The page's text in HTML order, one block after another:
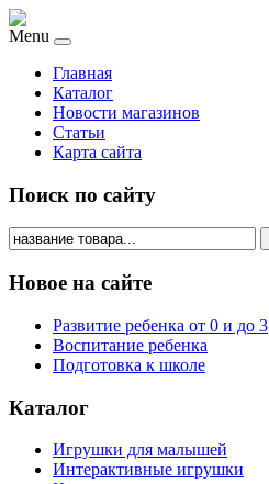
Menu
Главная
Каталог
Новости магазинов
Статьи
Карта сайта
Поиск по сайту
Новое на сайте
Развитие ребенка от 0 и до 3
Воспитание ребенка
Подготовка к школе
Каталог
Игрушки для малышей
Интерактивные игрушки